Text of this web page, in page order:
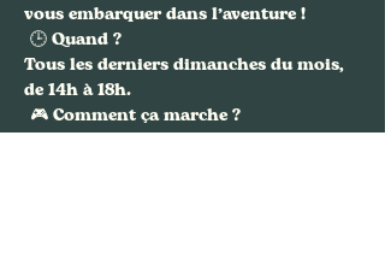
vous embarquer dans l’aventure !
🕒 Quand ?
Tous les derniers dimanches du mois,
de 14h à 18h.
🎮 Comment ça marche ?